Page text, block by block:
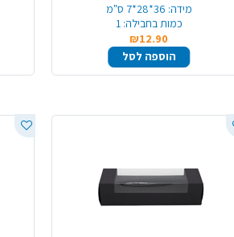
מידה: 36*28*7 ס"מ
כמות בחבילה: 1
₪12.90
הוספה לסל